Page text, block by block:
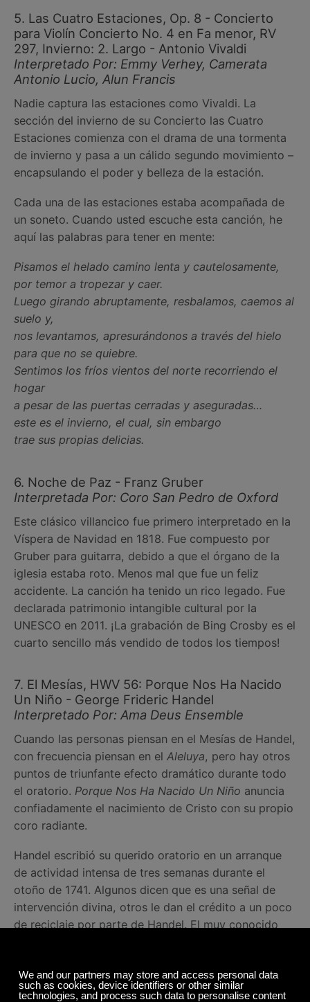
5. Las Cuatro Estaciones, Op. 8 - Concierto
para Violín Concierto No. 4 en Fa menor, RV
297, Invierno: 2. Largo - Antonio Vivaldi
Interpretado Por: Emmy Verhey, Camerata
Antonio Lucio, Alun Francis
Nadie captura las estaciones como Vivaldi. La
sección del invierno de su Concierto las Cuatro
Estaciones comienza con el drama de una tormenta
de invierno y pasa a un cálido segundo movimiento –
encapsulando el poder y belleza de la estación.
Cada una de las estaciones estaba acompañada de
un soneto. Cuando usted escuche esta canción, he
aquí las palabras para tener en mente:
Pisamos el helado camino lenta y cautelosamente,
por temor a tropezar y caer.
Luego girando abruptamente, resbalamos, caemos al
suelo y,
nos levantamos, apresurándonos a través del hielo
para que no se quiebre.
Sentimos los fríos vientos del norte recorriendo el
hogar
a pesar de las puertas cerradas y aseguradas…
este es el invierno, el cual, sin embargo
trae sus propias delicias.
6. Noche de Paz - Franz Gruber
Interpretada Por: Coro San Pedro de Oxford
Este clásico villancico fue primero interpretado en la
Víspera de Navidad en 1818. Fue compuesto por
Gruber para guitarra, debido a que el órgano de la
iglesia estaba roto. Menos mal que fue un feliz
accidente. La canción ha tenido un rico legado. Fue
declarada patrimonio intangible cultural por la
UNESCO en 2011. ¡La grabación de Bing Crosby es el
cuarto sencillo más vendido de todos los tiempos!
7. El Mesías, HWV 56: Porque Nos Ha Nacido
Un Niño - George Frideric Handel
Interpretado Por: Ama Deus Ensemble
Cuando las personas piensan en el Mesías de Handel,
con frecuencia piensan en el Aleluya, pero hay otros
puntos de triunfante efecto dramático durante todo
el oratorio. Porque Nos Ha Nacido Un Niño anuncia
confiadamente el nacimiento de Cristo con su propio
coro radiante.
Handel escribió su querido oratorio en un arranque
de actividad intensa de tres semanas durante el
otoño de 1741. Algunos dicen que es una señal de
intervención divina, otros le dan el crédito a un poco
de reciclaje por parte de Handel. El muy conocido
fidarmique Handel compuso solo unos cuantos
meses antes.